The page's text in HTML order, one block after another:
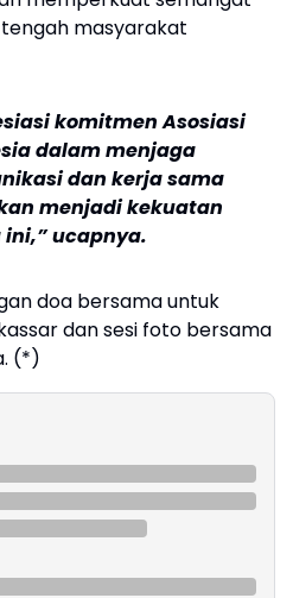
tengah masyarakat
komitmen Asosiasi
dalam menjaga
dan kerja sama
menjadi kekuatan
ucapnya.
doa bersama untuk
dan sesi foto bersama
(*)